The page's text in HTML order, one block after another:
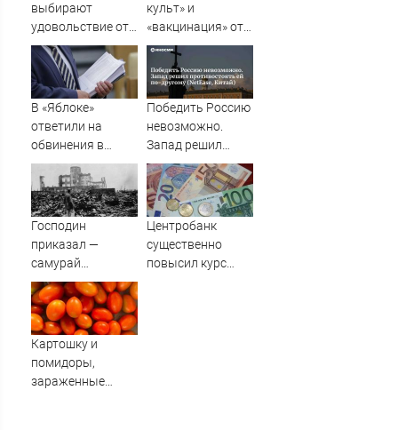
выбирают
удовольствие от
пропускания чего-
либо»
культ» и
«вакцинация» от
Грефа для
«дорогих
россиян»
В «Яблоке»
ответили на
обвинения в
иностранном
финансировании
Победить Россию
невозможно.
Запад решил
противостоять ей
по-другому
(NetEase, Китай)
Господин
приказал —
самурай
исполнил: почему
японцы забыли,
кто сжег
Хиросиму
Центробанк
существенно
повысил курс
Картошку и
помидоры,
зараженные